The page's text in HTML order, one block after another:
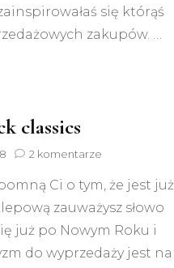
się którąś
zakupów. …
classics
2 komentarze
sales
navy
blue
&
Ci o tym, że jest już
zauważysz słowo
już po Nowym Roku i
do wyprzedaży jest na